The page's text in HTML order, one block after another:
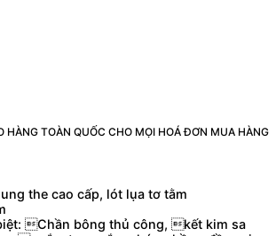
HÀNG TOÀN QUỐC CHO MỌI HOÁ ĐƠN MUA HÀNG
the cao cấp, lót lụa tơ tằm
Chần bông thủ công, kết kim sa